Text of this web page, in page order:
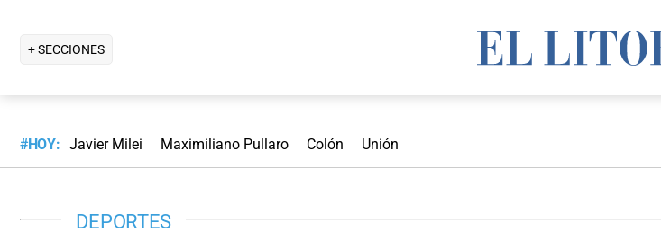
+ SECCIONES
#HOY: Javier Milei Maximiliano Pullaro Colón Unión
DEPORTES